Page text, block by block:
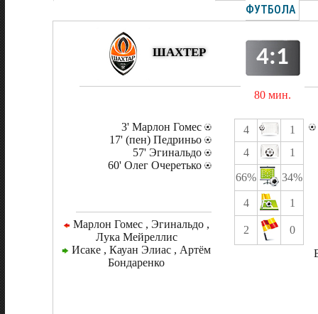
ФУТБОЛА
ШАХТЕР 4:1
80 мин.
3' Марлон Гомес
17' (пен) Педриньо
57' Эгинальдо
60' Олег Очеретько
Марлон Гомес , Эгинальдо ,
Лука Мейреллис
Исаке , Кауан Элиас , Артём
Бондаренко
4
1
4
1
66% 34%
4 1
2 0